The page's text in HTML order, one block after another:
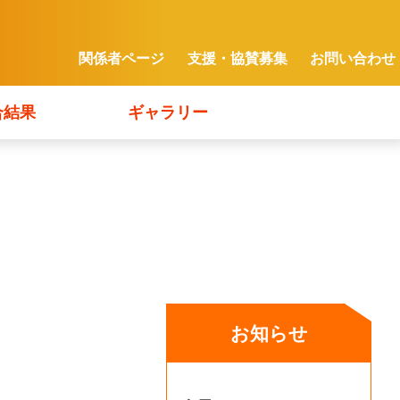
果 ギャラリー
関係者ページ 支援・協賛募集 お問い合わせ
お知らせ